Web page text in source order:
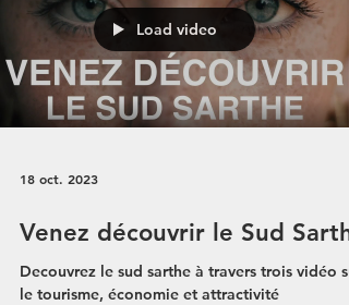
Load video
18 oct. 2023
Venez découvrir le Sud
Decouvrez le sud sarthe à travers trois vidéo
le tourisme, économie et attractivité